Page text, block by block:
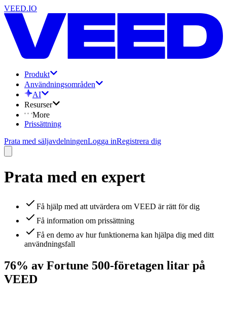
VEED.IO
Produkt
Användningsområden
AI
Resurser
More
Prissättning
Prata med säljavdelningenLogga inRegistrera dig
Prata med en expert
Få hjälp med att utvärdera om VEED är rätt för dig
Få information om prissättning
Få en demo av hur funktionerna kan hjälpa dig med ditt
användningsfall
76% av Fortune 500-företagen litar på
VEED